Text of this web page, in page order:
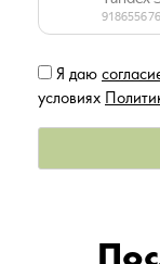
Я даю
условиях